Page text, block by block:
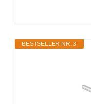
BESTSELLER NR. 3